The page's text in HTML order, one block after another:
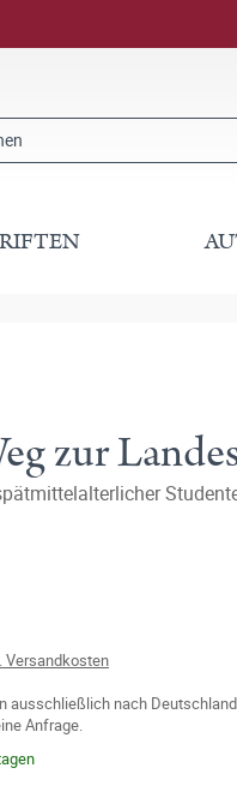
zur
Versandkosten
ausschließlich nach
Anfrage.